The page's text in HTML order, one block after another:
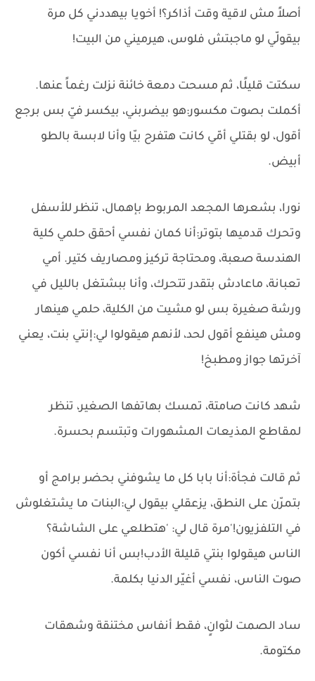
أصلاً مش لاقية وقت أذاكر؟! أخويا بيهددني كل مرة
بيقولّي لو ماجبتش فلوس، هيرميني من البيت!
سكتت قليلًا، ثم مسحت دمعة خائنة نزلت رغماً عنها.
أكملت بصوت مكسور:هو بيضربني، بيكسر فيّ بس برجع
أقول، لو بقتلي أمّي كانت هتفرح بيّا وأنا لابسة بالطو
أبيض.
نورا، بشعرها المجعد المربوط بإهمال، تنظر للأسفل
وتحرك قدميها بتوتر:أنا كمان نفسي أحقق حلمي كلية
الهندسة صعبة، ومحتاجة تركيز ومصاريف كتير. أمي
تعبانة، ماعادش بتقدر تتحرك، وأنا ببشتغل بالليل في
ورشة صغيرة بس لو مشيت من الكلية، حلمي هينهار
ومش هينفع أقول لحد، لأنهم هيقولوا لي:إنتي بنت، يعني
آخرتها جواز ومطبخ!
شهد كانت صامتة، تمسك بهاتفها الصغير، تنظر
لمقاطع المذيعات المشهورات وتبتسم بحسرة.
ثم قالت فجأة:أنا بابا كل ما يشوفني بحضر برامج أو
بتمرّن على النطق، يزعقلي بيقول لي:البنات ما يشتغلوش
في التلفزيون!'مرة قال لي: 'هتطلعي على الشاشة؟
الناس هيقولوا بنتي قليلة الأدب!بس أنا نفسي أكون
صوت الناس، نفسي أغيّر الدنيا بكلمة.
ساد الصمت لثوانٍ، فقط أنفاس مختنقة وشهقات
مكتومة.